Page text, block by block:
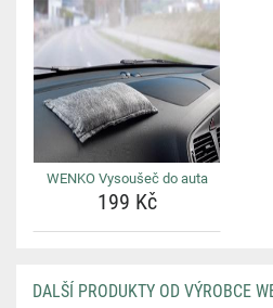
WENKO Vysoušeč do auta
199 Kč
DALŠÍ PRODUKTY OD VÝROBCE